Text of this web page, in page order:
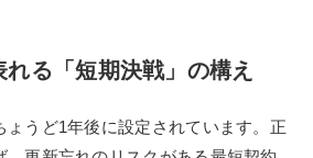
る「短期決戦」の構え
ょうど1年後に設定されています。正